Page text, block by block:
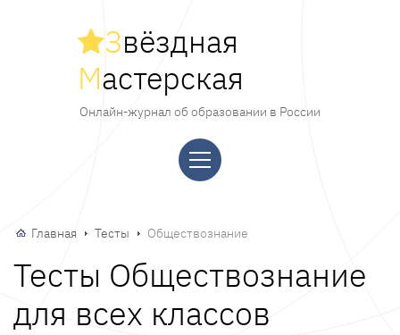
Звёздная
Мастерская
Онлайн-журнал об образовании в России
Главная Тесты Обществознание
Тесты Обществознание
для всех классов